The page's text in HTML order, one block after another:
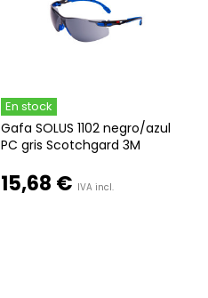
En stock
Gafa SOLUS 1102 negro/azul
PC gris Scotchgard 3M
15,68 € IVA incl.